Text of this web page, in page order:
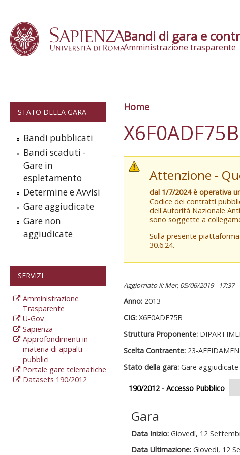
Bandi di gara e
Amministrazione trasparente
STATO DELLA GARA
Bandi pubblicati
Bandi scaduti -
Gare in
espletamento
Determine e Avvisi
Gare aggiudicate
Gare non
aggiudicate
SERVIZI
Amministrazione
Trasparente
U-Gov
Sapienza
Approfondimenti in
materia di appalti
pubblici
Portale gare telematiche
Datasets 190/2012
Tu sei qui
Home
Attenzione -
dal 1/7/2024 è operativa
Codice dei contratti
dell'Autorità Nazionale
sono soggette a
Sulla presente
30.6.24.
Aggiornato il: Mer, 05/06/2019 - 17:37
Anno: 2013
CIG: X6F0ADF75B
Struttura Proponente:
Scelta Contraente: 23-
Stato della gara: Gare aggiudicate
Gare appalti
190/2012 - Accesso Pubblico
Gara
Data Inizio:Giovedì, 12
Data Ultimazione:Giovedì, 12